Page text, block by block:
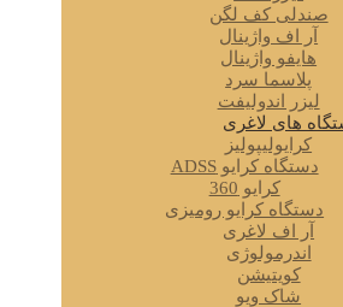
صندلی کف لگن
آر اف واژینال
هایفو واژینال
پلاسما سرد
لیزر اندولیفت
های لاغری
کرایولیپولیز
دستگاه کرایو ADSS
کرایو 360
دستگاه کرایو رومیزی
آر اف لاغری
اندرمولوژی
کویتیشن
شاک ویو